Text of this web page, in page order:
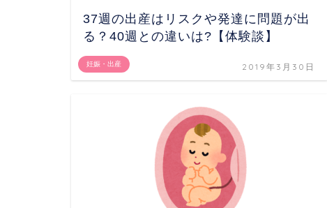
妊娠・出産
37週の出産はリスクや発達に問題が出
る？40週との違いは?【体験談】
2019年3月30日